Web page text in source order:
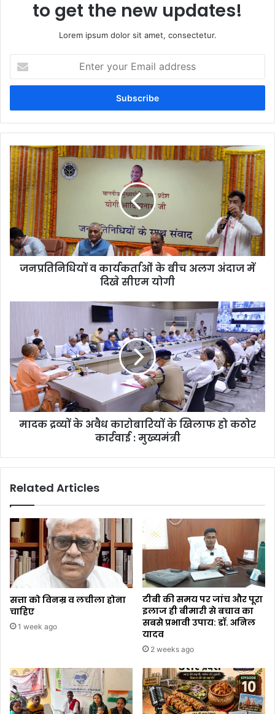
to get the new updates!
Lorem ipsum dolor sit amet, consectetur.
your
Email
जनप्रतिनिधियों व कार्यकर्ताओं के बीच अलग अंदाज में
दिखे सीएम योगी
मादक द्रव्यों के अवैध कारोबारियों के खिलाफ हो कठोर
कार्रवाई : मुख्यमंत्री
Related Articles
सत्ता को विनम्र व लचीला होना
चाहिए
1 week ago
टीबी की समय पर जांच और पूरा
इलाज ही बीमारी से बचाव का
सबसे प्रभावी उपाय: डॉ. अनिल
यादव
2 weeks ago